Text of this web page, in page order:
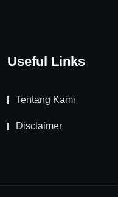
Useful Links
Tentang Kami
Disclaimer